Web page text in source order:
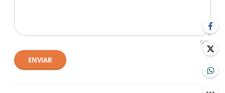
500
ENVIAR